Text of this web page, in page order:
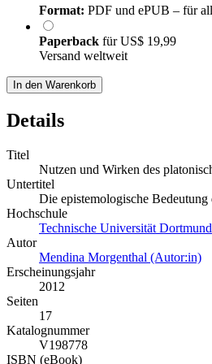
Format: PDF und ePUB – für
Paperback fürUS$ 19,99
Versand weltweit
In den Warenkorb
Details
Titel
Nutzen und Wirken des
Untertitel
Die epistemologische
Hochschule
Technische Universität Dortmund
Autor
Mendina Morgenthal (Autor:in)
Erscheinungsjahr
2012
Seiten
17
Katalognummer
V198778
ISBN (eBook)